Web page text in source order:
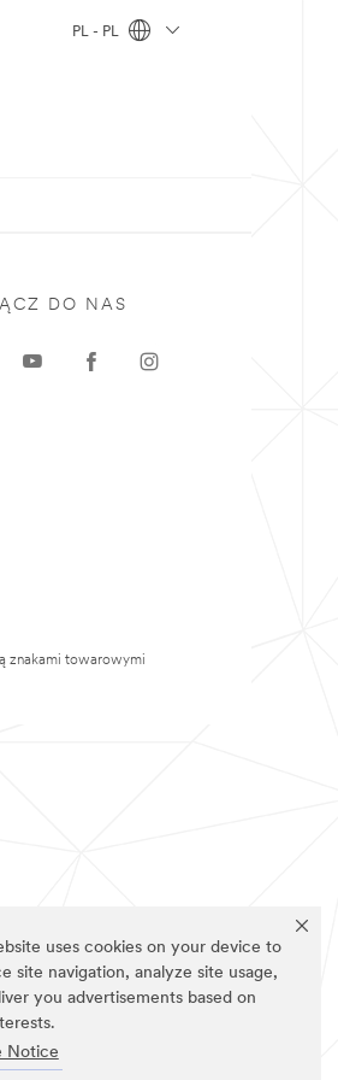
uses cookies on your device to
site navigation, analyze site usage,
you advertisements based on
Notice
PL - PL
DO NAS
znakami towarowymi